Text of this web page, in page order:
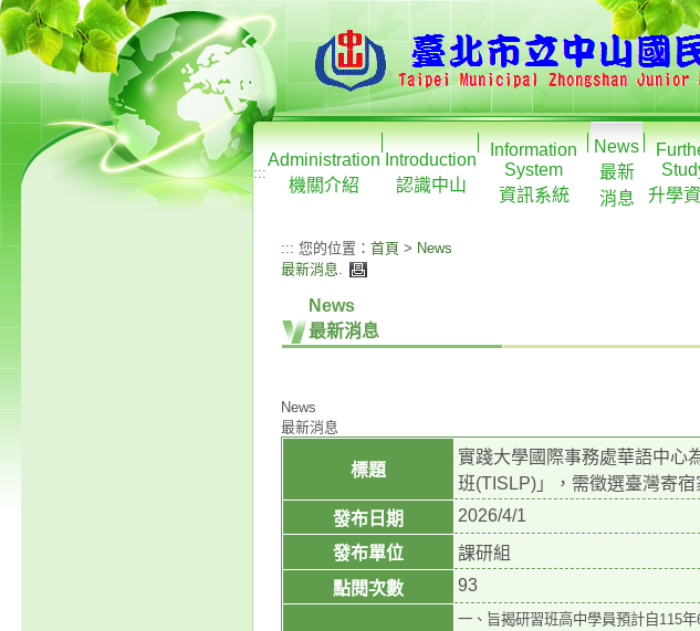
:::
Administration
機關介紹
Introduction
認識中山
Information
System
資訊系統
News
最新
消息
升學
::: 您的位置： 首頁 > News
最新消息.
News
最新消息
News
最新消息
標題
實踐大學國際事務處華語中心
班(TISLP)」，需徵選臺灣寄宿
發布日期
2026/4/1
發布單位
課研組
點閱次數
93
一、旨揭研習班高中學員預計自115